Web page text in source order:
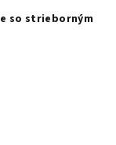
so strieborným